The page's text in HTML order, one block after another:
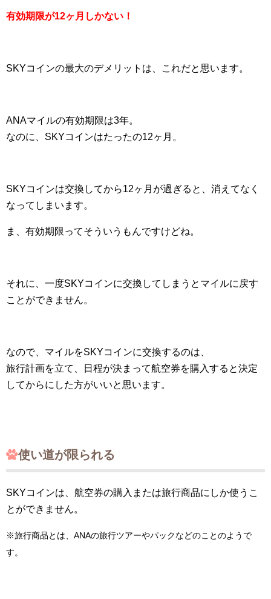
有効期限が12ヶ月しかない！
SKYコインの最大のデメリットは、これだと思います。
ANAマイルの有効期限は3年。
なのに、SKYコインはたったの12ヶ月。
SKYコインは交換してから12ヶ月が過ぎると、消えてなく
なってしまいます。
ま、有効期限ってそういうもんですけどね。
それに、一度SKYコインに交換してしまうとマイルに戻す
ことができません。
なので、マイルをSKYコインに交換するのは、
旅行計画を立て、日程が決まって航空券を購入すると決定
してからにした方がいいと思います。
使い道が限られる
SKYコインは、航空券の購入または旅行商品にしか使うこ
とができません。
※旅行商品とは、ANAの旅行ツアーやパックなどのことのようで
す。